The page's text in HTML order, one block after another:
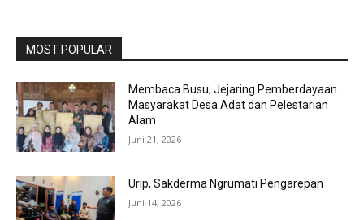
MOST POPULAR
Membaca Busu; Jejaring Pemberdayaan
Masyarakat Desa Adat dan Pelestarian
Alam
Juni 21, 2026
Urip, Sakderma Ngrumati Pengarepan
Juni 14, 2026